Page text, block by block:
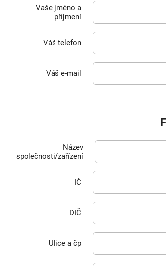
Vaše jméno a
příjmení
Váš telefon
Váš e-mail
Název
společnosti/zařízení
IČ
DIČ
Ulice a čp